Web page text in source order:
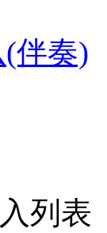
伴奏)
列表